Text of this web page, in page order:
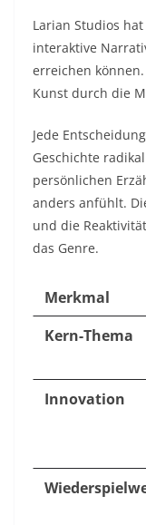
Larian Studios
interaktive
erreichen
Kunst durch die
Jede
Geschichte
persönlichen
anders anfühlt.
und die
das Genre.
Merkmal
Kern-Thema
Innovation